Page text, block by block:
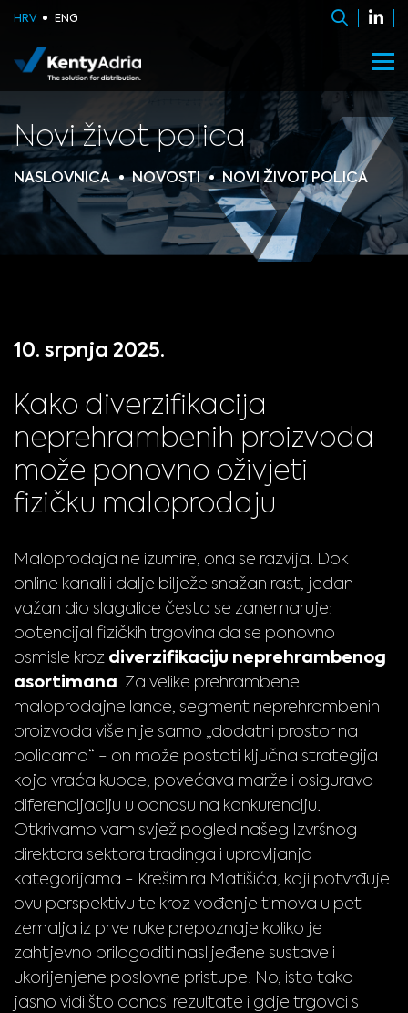
HRV ENG
Novi život polica
NASLOVNICA NOVOSTI NOVI ŽIVOT POLICA
10. srpnja 2025.
Kako diverzifikacija
neprehrambenih proizvoda
može ponovno oživjeti
fizičku maloprodaju
Maloprodaja ne izumire, ona se razvija. Dok
online kanali i dalje bilježe snažan rast, jedan
važan dio slagalice često se zanemaruje:
potencijal fizičkih trgovina da se ponovno
osmisle kroz diverzifikaciju neprehrambenog
asortimana. Za velike prehrambene
maloprodajne lance, segment neprehrambenih
proizvoda više nije samo „dodatni prostor na
policama“ - on može postati ključna strategija
koja vraća kupce, povećava marže i osigurava
diferencijaciju u odnosu na konkurenciju.
Otkrivamo vam svjež pogled našeg Izvršnog
direktora sektora tradinga i upravljanja
kategorijama - Krešimira Matišića, koji potvrđuje
ovu perspektivu te kroz vođenje timova u pet
zemalja iz prve ruke prepoznaje koliko je
zahtjevno prilagoditi naslijeđene sustave i
ukorijenjene poslovne pristupe. No, isto tako
jasno vidi što donosi rezultate i gdje trgovci s